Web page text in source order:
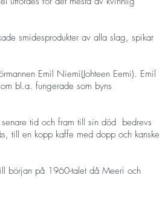
smidesprodukter av alla slag, spikar
Emil Niemi(Johteen Eemi). Emil
bl.a. fungerade som byns
tid och fram till sin död bedrevs
till en kopp kaffe med dopp och kanske
början på 1960-talet då Meeri och